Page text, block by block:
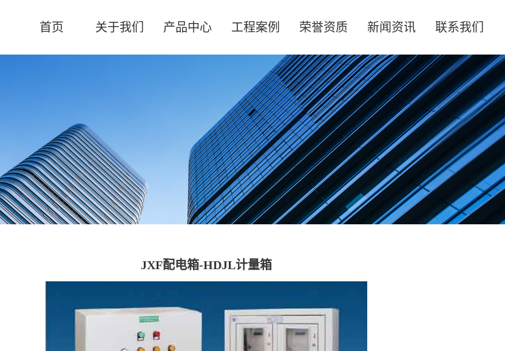
首页 关于我们 产品中心 工程案例 荣誉资质 新闻资讯 联系我们
JXF配电箱-HDJL计量箱